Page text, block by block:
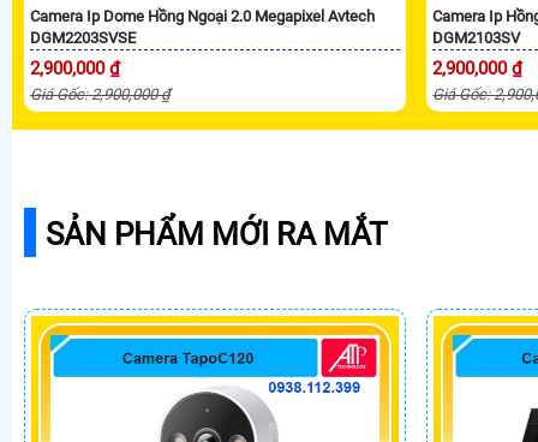
Camera Ip Dome Hồng Ngoại 2.0 Megapixel Avtech
DGM2203SVSE
2,900,000 ₫
Giá Gốc: 2,900,000 ₫
Camera Ip
DGM2103SV
2,900,000 ₫
Giá Gốc:
SẢN PHẨM MỚI RA MẮT